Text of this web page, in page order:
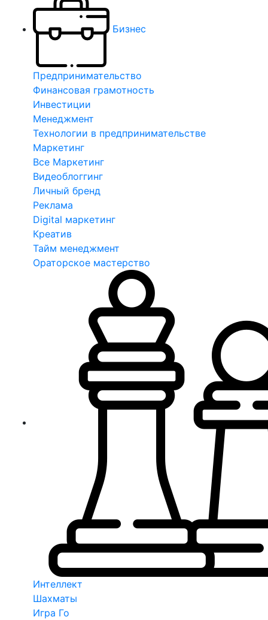
Бизнес
Предпринимательство
Финансовая грамотность
Инвестиции
Менеджмент
Технологии в предпринимательстве
Маркетинг
Все Маркетинг
Видеоблоггинг
Личный бренд
Реклама
Digital маркетинг
Креатив
Тайм менеджмент
Ораторское мастерство
Интеллект
Шахматы
Игра Го